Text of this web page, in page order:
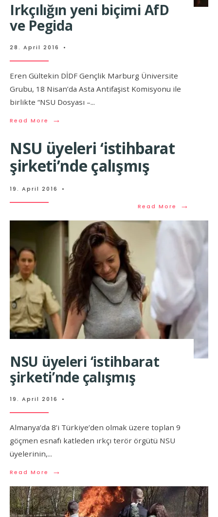
Irkçılığın yeni biçimi AfD
ve Pegida
28. April 2016 •
Eren Gültekin DİDF Gençlik Marburg Üniversite
Grubu, 18 Nisan’da Asta Antifaşist Komisyonu ile
birlikte “NSU Dosyası –...
Read More →
NSU üyeleri ‘istihbarat
şirketi’nde çalışmış
19. April 2016 •
Read More →
NSU üyeleri ‘istihbarat
şirketi’nde çalışmış
19. April 2016 •
Almanya’da 8’i Türkiye’den olmak üzere toplan 9
göçmen esnafı katleden ırkçı terör örgütü NSU
üyelerinin,...
Read More →